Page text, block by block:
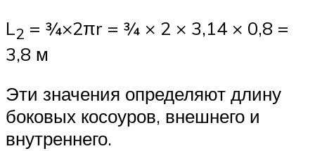
L2 = ¾×2πr = ¾ × 2 × 3,14 × 0,8 =
3,8 м
Эти значения определяют длину
боковых косоуров, внешнего и
внутреннего.